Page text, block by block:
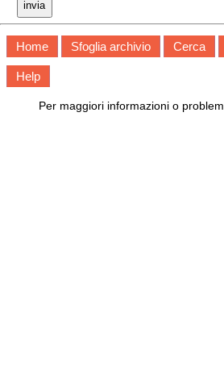
Home Sfoglia archivio Cerca
Help
Per maggiori informazioni o